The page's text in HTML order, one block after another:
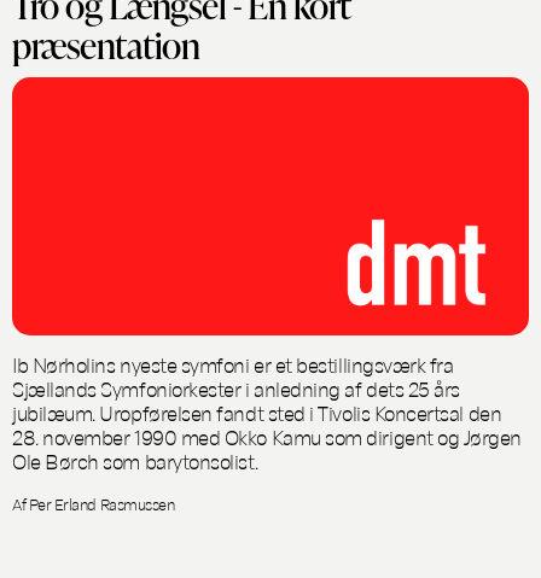
præsentation
Ib Nørholins nyeste symfoni er et bestillingsværk fra
Sjællands Symfoniorkester i anledning af dets 25 års
jubilæum. Uropførelsen fandt sted i Tivolis Koncertsal den
28. november 1990 med Okko Kamu som dirigent og Jørgen
Ole Børch som barytonsolist.
Af Per Erland Rasmussen